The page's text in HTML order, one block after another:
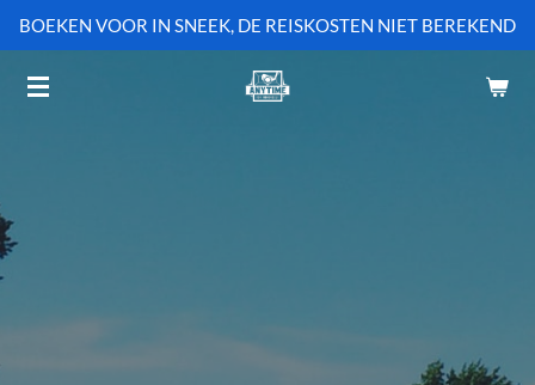
Ga
naar
BOEKEN VOOR IN SNEEK, DE REISKOSTEN NIET BEREKEND